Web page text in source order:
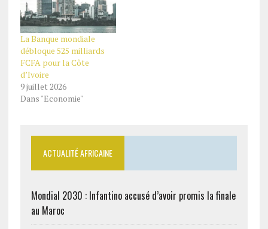
La Banque mondiale
débloque 525 milliards
FCFA pour la Côte
d’Ivoire
9 juillet 2026
Dans "Economie"
ACTUALITÉ AFRICAINE
Mondial 2030 : Infantino accusé d’avoir promis la finale
au Maroc